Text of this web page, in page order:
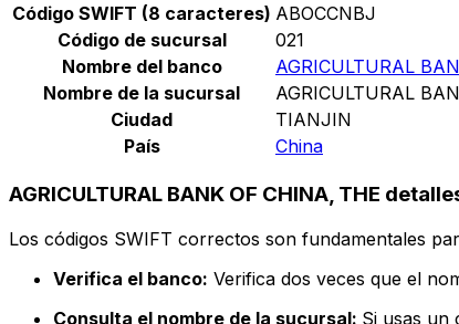
Código SWIFT (8 caracteres) ABOCCNBJ
Código de sucursal
021
Nombre del banco
AGRICULTURAL
Nombre de la sucursal
AGRICULTURAL
Ciudad
TIANJIN
País
China
AGRICULTURAL BANK OF CHINA, THE
Los códigos SWIFT correctos son fundamentales
Verifica el banco: Verifica dos veces que el
Consulta el nombre de la sucursal: Si usas un